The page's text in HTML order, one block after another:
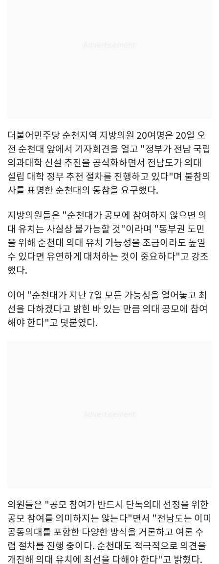
더불어민주당 순천지역 지방의원 20여명은 20일 오
전 순천대 앞에서 기자회견을 열고 "정부가 전남 국립
의과대학 신설 추진을 공식화하면서 전남도가 의대
설립 대학 정부 추천 절차를 진행하고 있다"며 불참의
사를 표명한 순천대의 동참을 요구했다.
지방의원들은 "순천대가 공모에 참여하지 않으면 의
대 유치는 사실상 불가능할 것"이라며 "동부권 도민
을 위해 순천대 의대 유치 가능성을 조금이라도 높일
수 있다면 유연하게 대처하는 것이 중요하다"고 강조
했다.
이어 "순천대가 지난 7일 모든 가능성을 열어놓고 최
선을 다하겠다고 밝힌 바 있는 만큼 의대 공모에 참여
해야 한다"고 덧붙였다.
의원들은 "공모 참여가 반드시 단독의대 선정을 위한
공모 참여를 의미하지는 않는다"면서 "전남도는 이미
공동의대를 포함한 다양한 방식을 거론하고 여론 수
렴 절차를 진행 중이다. 순천대도 적극적으로 의견을
개진해 의대 유치에 최선을 다해야 한다"고 밝혔다.